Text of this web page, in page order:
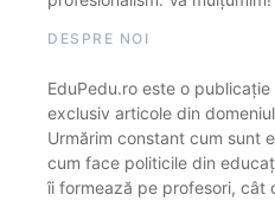
DESPRE NOI
EduPedu.ro este o
exclusiv articole din
Urmărim constant cum sunt
cum face politicile din
îi formează pe profesori, cât